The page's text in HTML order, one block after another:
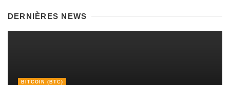
DERNIÈRES NEWS
BITCOIN (BTC)